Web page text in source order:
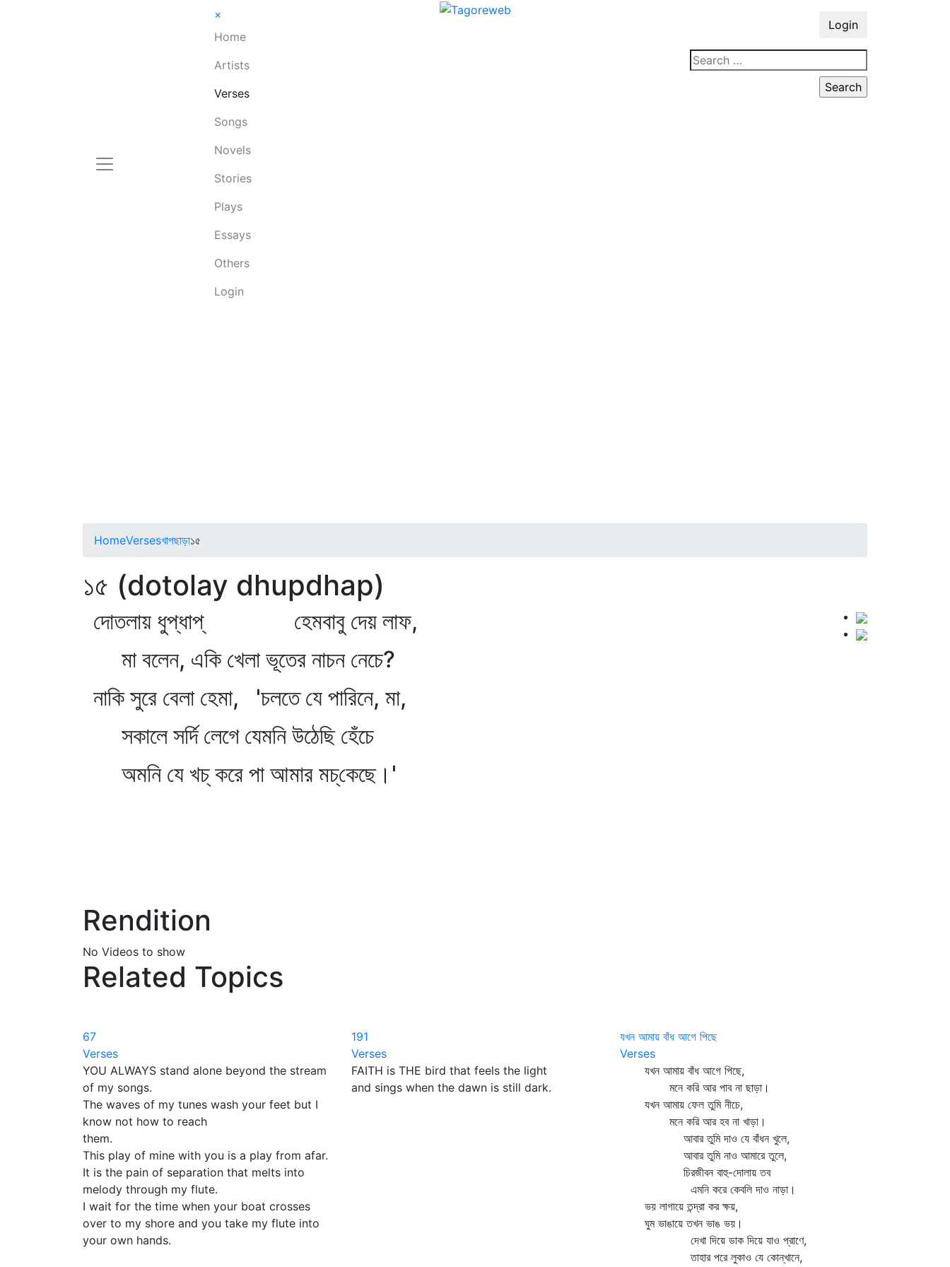
×
Home
Artists
Verses
Songs
Novels
Stories
Plays
Essays
Others
Login
Login
HomeVersesখাপছাড়া১৫
১৫ (dotolay dhupdhap)
দোতলায় ধুপ্‌ধাপ্‌ হেমবাবু দেয় লাফ,
মা বলেন, একি খেলা ভূতের নাচন নেচে?
নাকি সুরে বেলা হেমা, 'চলতে যে পারিনে, মা,
সকালে সর্দি লেগে যেমনি উঠেছি হেঁচে
অমনি যে খচ্‌ করে পা আমার মচ্‌কেছে।'
Rendition
No Videos to show
Related Topics
67
Verses
YOU ALWAYS stand alone beyond the stream
of my songs.
The waves of my tunes wash your feet but I
know not how to reach
them.
This play of mine with you is a play from afar.
It is the pain of separation that melts into
melody through my flute.
I wait for the time when your boat crosses
over to my shore and you take my flute into
your own hands.
191
Verses
FAITH is THE bird that feels the light
and sings when the dawn is still dark.
যখন আমায় বাঁধ আগে পিছে
Verses
যখন আমায় বাঁধ আগে পিছে,
মনে করি আর পাব না ছাড়া।
যখন আমায় ফেল তুমি নীচে,
মনে করি আর হব না খাড়া।
আবার তুমি দাও যে বাঁধন খুলে,
আবার তুমি নাও আমারে তুলে,
চিরজীবন বাহু-দোলায় তব
এমনি করে কেবলি দাও নাড়া।
ভয় লাগায়ে তন্দ্রা কর ক্ষয়,
ঘুম ভাঙায়ে তখন ভাঙ ভয়।
দেখা দিয়ে ডাক দিয়ে যাও প্রাণে,
তাহার পরে লুকাও যে কোন্‌খানে,